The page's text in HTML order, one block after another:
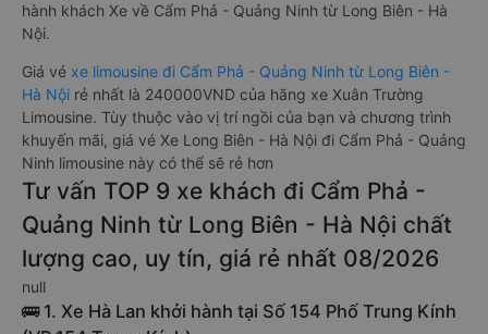
hành khách Xe về Cẩm Phả - Quảng Ninh từ Long Biên - Hà
Nội.
Giá vé xe limousine đi Cẩm Phả - Quảng Ninh từ Long Biên -
Hà Nội rẻ nhất là 240000VND của hãng xe Xuân Trường
Limousine. Tùy thuộc vào vị trí ngồi của bạn và chương trình
khuyến mãi, giá vé Xe Long Biên - Hà Nội đi Cẩm Phả - Quảng
Ninh limousine này có thể sẽ rẻ hơn
Tư vấn TOP 9 xe khách đi Cẩm Phả -
Quảng Ninh từ Long Biên - Hà Nội chất
lượng cao, uy tín, giá rẻ nhất 08/2026
null
🚌 1. Xe Hà Lan khởi hành tại Số 154 Phố Trung Kính